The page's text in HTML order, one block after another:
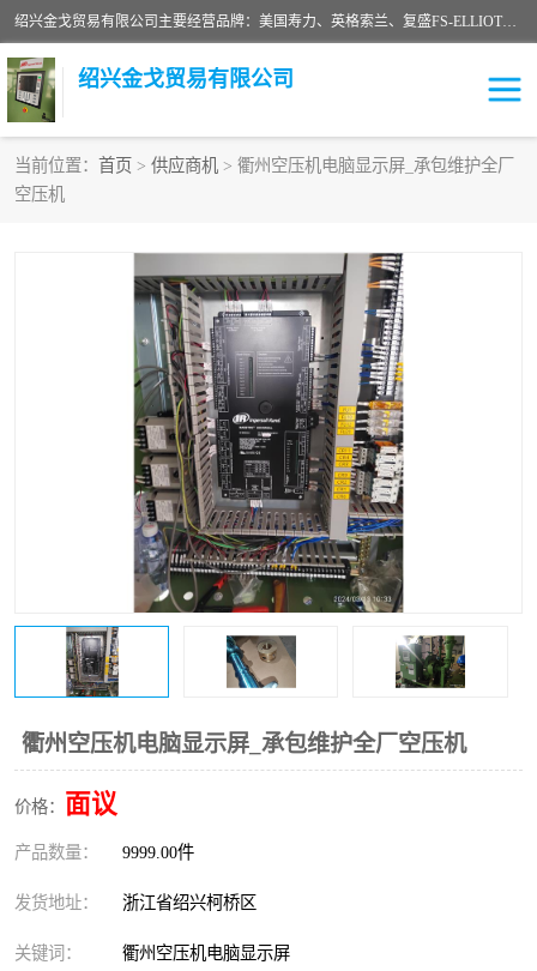
绍兴金戈贸易有限公司主要经营品牌：美国寿力、英格索兰、复盛FS-ELLIOTT，库伯COOPER、阿特拉斯等品牌空压机及配件销售；承接全厂空气压缩机管理、维护保养；节能改造；气体干燥机销售、维护、维修、保养。销售各种品牌空压机空气滤芯、油滤芯、油气分离器；精密过滤器滤芯；除油雾滤芯；抽真空滤芯，消音器，疏水器。劳务承接：全厂空压机维修保养工程，安装工程；移机或汰换工程；节能改造工程等。
绍兴金戈贸易有限公司
当前位置： 首页 > 供应商机 > 衢州空压机电脑显示屏_承包维护全厂
空压机
衢州空压机电脑显示屏_承包维护全厂空压机
价格： 面议
产品数量： 9999.00件
发货地址： 浙江省绍兴柯桥区
关键词： 衢州空压机电脑显示屏
二手空压机
英格索兰配件
闽台富源特种陶瓷
美国寿力空压机零部件 英格索兰离心机空滤芯
英格索兰COOPER离心机 库伯卡麦隆离心机零件
微电脑控制器 离心式压缩机高速转子组
复盛离心机零件 中冷耐高温气侧密封胶垫
空气过滤器 阿特拉斯
冷却器 复盛FS-elliott离心机零件
CAMERON空压机维修 CAMERON空压机显示屏